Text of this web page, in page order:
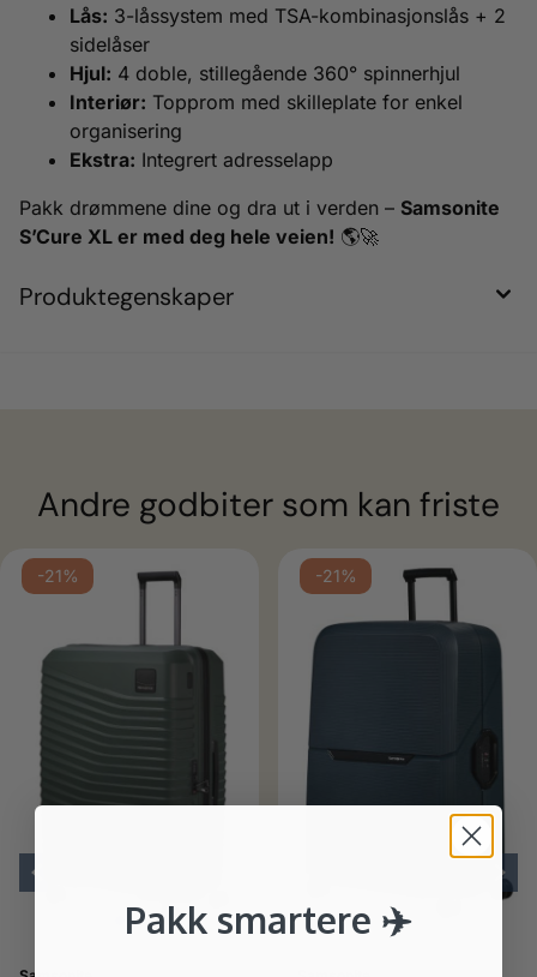
Lås: 3-låssystem med TSA-kombinasjonslås + 2
sidelåser
Hjul: 4 doble, stillegående 360° spinnerhjul
Interiør: Topprom med skilleplate for enkel
organisering
Ekstra: Integrert adresselapp
Pakk drømmene dine og dra ut i verden – Samsonite
S’Cure XL er med deg hele veien! 🌎🚀
Produktegenskaper
Andre godbiter som kan friste
-21% -21%
Pakk smartere ✈️